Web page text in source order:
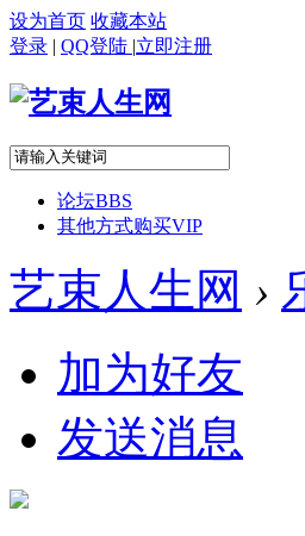
设为首页 收藏本站
登录 | QQ登陆 |立即注册
论坛BBS
其他方式购买VIP
艺束人生网 ›
加为好友
发送消息